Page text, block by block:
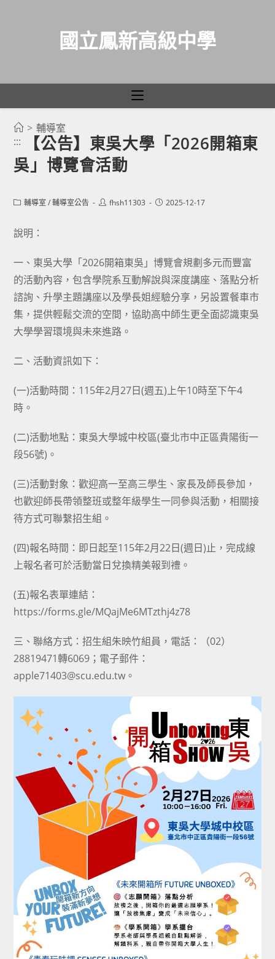
國立鳳新高級中學
> 輔導室
:::
【公告】東吳大學「2026開箱東
吳」博覽會活動
Post輔導室 / 輔導室公告
Postfhsh11303
Post2025-12-17
說明：
一、東吳大學「2026開箱東吳」博覽會規劃多元而豐富
的活動內容，包含學院系互動解說與深度講座、落點分析
諮詢、升學主題講座以及學長姐經驗分享，另設置餐車市
集，提供輕鬆交流的空間，協助高中師生更全面認識東吳
大學學習環境與未來進路。
二、活動資訊如下：
(一)活動時間：115年2月27日(週五)上午10時至下午4
時。
(二)活動地點：東吳大學城中校區(臺北市中正區貴陽街一
段56號)。
(三)活動對象：歡迎高一至高三學生、家長及師長參加，
也歡迎師長帶領整班或整年級學生一同參與活動，相關接
待方式可聯繫招生組。
(四)報名時間：即日起至115年2月22日(週日)止，完成線
上報名者可於活動當日兌換精美報到禮。
(五)報名表單連結：
https://forms.gle/MQajMe6MTzthj4z78
三、聯絡方式：招生組朱映竹組員，電話：（02）
28819471轉6069；電子郵件：
apple71403@scu.edu.tw。